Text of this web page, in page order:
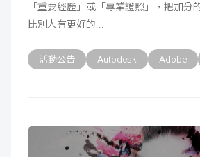
「重要經歷」或「專業證照」，把加分
比別人有更好的
活動公告 Autodesk Adobe